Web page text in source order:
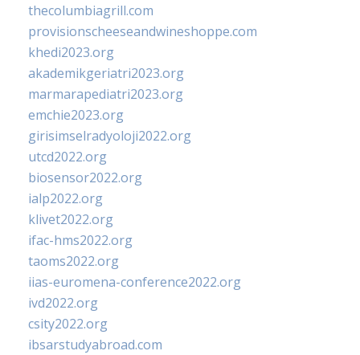
thecolumbiagrill.com
provisionscheeseandwineshoppe.com
khedi2023.org
akademikgeriatri2023.org
marmarapediatri2023.org
emchie2023.org
girisimselradyoloji2022.org
utcd2022.org
biosensor2022.org
ialp2022.org
klivet2022.org
ifac-hms2022.org
taoms2022.org
iias-euromena-conference2022.org
ivd2022.org
csity2022.org
ibsarstudyabroad.com